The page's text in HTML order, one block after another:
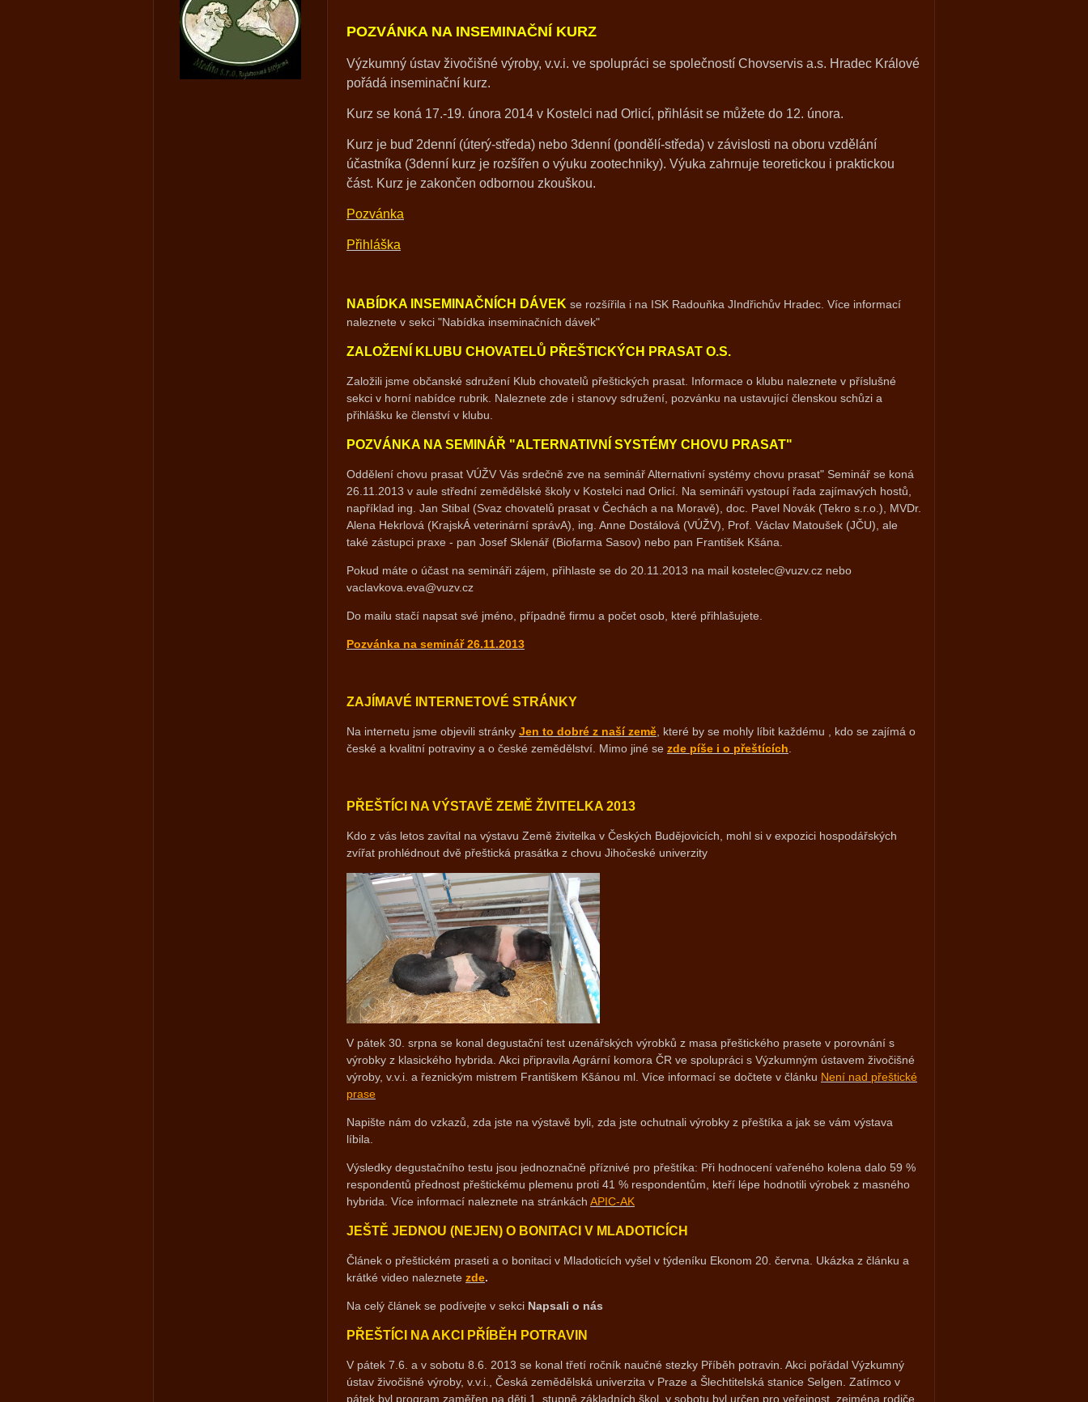
POZVÁNKA NA INSEMINAČNÍ KURZ
Výzkumný ústav živočišné výroby, v.v.i. ve spolupráci se společností Chovservis a.s. Hradec Králové
pořádá inseminační kurz.
Kurz se koná 17.-19. února 2014 v Kostelci nad Orlicí, přihlásit se můžete do 12. února.
Kurz je buď 2denní (úterý-středa) nebo 3denní (pondělí-středa) v závislosti na oboru vzdělání
účastníka (3denní kurz je rozšířen o výuku zootechniky). Výuka zahrnuje teoretickou i praktickou
část. Kurz je zakončen odbornou zkouškou.
Pozvánka
Přihláška
NABÍDKA INSEMINAČNÍCH DÁVEK se rozšířila i na ISK Radouňka JIndřichův Hradec. Více informací
naleznete v sekci "Nabídka inseminačních dávek"
ZALOŽENÍ KLUBU CHOVATELŮ PŘEŠTICKÝCH PRASAT O.S.
Založili jsme občanské sdružení Klub chovatelů přeštických prasat. Informace o klubu naleznete v příslušné
sekci v horní nabídce rubrik. Naleznete zde i stanovy sdružení, pozvánku na ustavující členskou schůzi a
přihlášku ke členství v klubu.
POZVÁNKA NA SEMINÁŘ "ALTERNATIVNÍ SYSTÉMY CHOVU PRASAT"
Oddělení chovu prasat VÚŽV Vás srdečně zve na seminář Alternativní systémy chovu prasat" Seminář se koná
26.11.2013 v aule střední zemědělské školy v Kostelci nad Orlicí. Na semináři vystoupí řada zajímavých hostů,
například ing. Jan Stibal (Svaz chovatelů prasat v Čechách a na Moravě), doc. Pavel Novák (Tekro s.r.o.), MVDr.
Alena Hekrlová (KrajskÁ veterinární správA), ing. Anne Dostálová (VÚŽV), Prof. Václav Matoušek (JČU), ale
také zástupci praxe - pan Josef Sklenář (Biofarma Sasov) nebo pan František Kšána.
Pokud máte o účast na semináři zájem, přihlaste se do 20.11.2013 na mail kostelec@vuzv.cz nebo
vaclavkova.eva@vuzv.cz
Do mailu stačí napsat své jméno, případně firmu a počet osob, které přihlašujete.
Pozvánka na seminář 26.11.2013
ZAJÍMAVÉ INTERNETOVÉ STRÁNKY
Na internetu jsme objevili stránky Jen to dobré z naší země , které by se mohly líbit každému , kdo se zajímá o
české a kvalitní potraviny a o české zemědělství. Mimo jiné se zde píše i o přeštících
PŘEŠTÍCI NA VÝSTAVĚ ZEMĚ ŽIVITELKA 2013
Kdo z vás letos zavítal na výstavu Země živitelka v Českých Budějovicích, mohl si v expozici hospodářských
zvířat prohlédnout dvě přeštická prasátka z chovu Jihočeské univerzity
V pátek 30. srpna se konal degustační test uzenářských výrobků z masa přeštického prasete v porovnání s
výrobky z klasického hybrida. Akci připravila Agrární komora ČR ve spolupráci s Výzkumným ústavem živočišné
výroby, v.v.i. a řeznickým mistrem Františkem Kšánou ml. Více informací se dočtete v článku Není nad přeštické
prase
Napište nám do vzkazů, zda jste na výstavě byli, zda jste ochutnali výrobky z přeštíka a jak se vám výstava
líbila.
Výsledky degustačního testu jsou jednoznačně příznivé pro přeštíka: Při hodnocení vařeného kolena dalo 59 %
respondentů přednost přeštickému plemenu proti 41 % respondentům, kteří lépe hodnotili výrobek z masného
hybrida. Více informací naleznete na stránkách APIC-AK
JEŠTĚ JEDNOU (NEJEN) O BONITACI V MLADOTICÍCH
Článek o přeštickém praseti a o bonitaci v Mladoticích vyšel v týdeníku Ekonom 20. června. Ukázka z článku a
krátké video naleznete zde.
Na celý článek se podívejte v sekci Napsali o nás
PŘEŠTÍCI NA AKCI PŘÍBĚH POTRAVIN
V pátek 7.6. a v sobotu 8.6. 2013 se konal třetí ročník naučné stezky Příběh potravin. Akci pořádal Výzkumný
ústav živočišné výroby, v.v.i., Česká zemědělská univerzita v Praze a Šlechtitelská stanice Selgen. Zatímco v
pátek byl program zaměřen na děti 1. stupně základních škol, v sobotu byl určen pro veřejnost, zejména rodiče